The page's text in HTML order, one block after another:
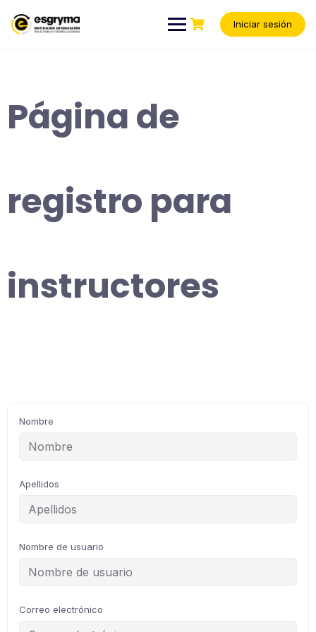
Iniciar sesión
Página de
registro para
instructores
Nombre
Apellidos
Nombre de usuario
Correo electrónico